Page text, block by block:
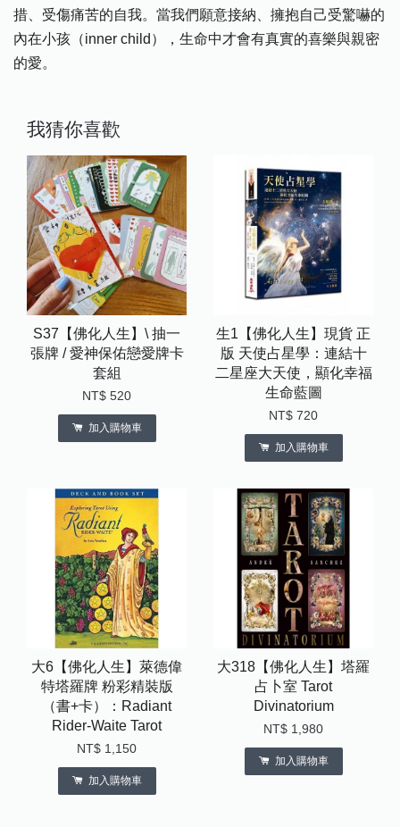
措、受傷痛苦的自我。當我們願意接納、擁抱自己受驚嚇的
內在小孩（inner child），生命中才會有真實的喜樂與親密
的愛。
我猜你喜歡
S37【佛化人生】\ 抽一
張牌 / 愛神保佑戀愛牌卡
套組
NT$ 520
加入購物車
生1【佛化人生】現貨 正
版 天使占星學：連結十
二星座大天使，顯化幸福
生命藍圖
NT$ 720
加入購物車
大6【佛化人生】萊德偉
特塔羅牌 粉彩精裝版
（書+卡）：Radiant
Rider-Waite Tarot
NT$ 1,150
加入購物車
大318【佛化人生】塔羅
占卜室 Tarot
Divinatorium
NT$ 1,980
加入購物車